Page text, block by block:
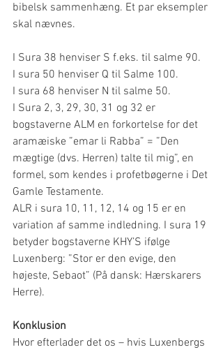
bibelsk sammenhæng. Et par eksempler
skal nævnes.
I Sura 38 henviser S f.eks. til salme 90.
I sura 50 henviser Q til Salme 100.
I sura 68 henviser N til salme 50.
I Sura 2, 3, 29, 30, 31 og 32 er
bogstaverne ALM en forkortelse for det
aramæiske ”emar li Rabba” = ”Den
mægtige (dvs. Herren) talte til mig”, en
formel, som kendes i profetbøgerne i Det
Gamle Testamente.
ALR i sura 10, 11, 12, 14 og 15 er en
variation af samme indledning. I sura 19
betyder bogstaverne KHY’S ifølge
Luxenberg: ”Stor er den evige, den
højeste, Sebaot” (På dansk: Hærskarers
Herre).
Konklusion
Hvor efterlader det os – hvis Luxenbergs